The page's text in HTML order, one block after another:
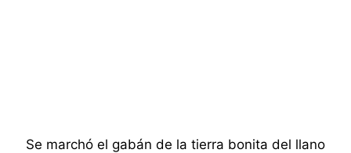
Se marchó el gabán de la tierra bonita del llano